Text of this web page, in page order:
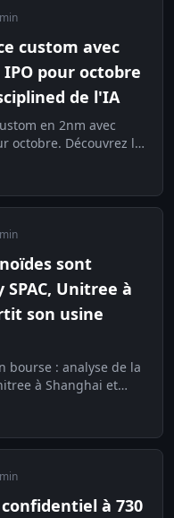
custom avec
pour octobre
de l'IA
en 2nm avec
octobre. Découvrez la
sont
Unitree à
son usine
bourse : analyse de la
à Shanghai et
à 730